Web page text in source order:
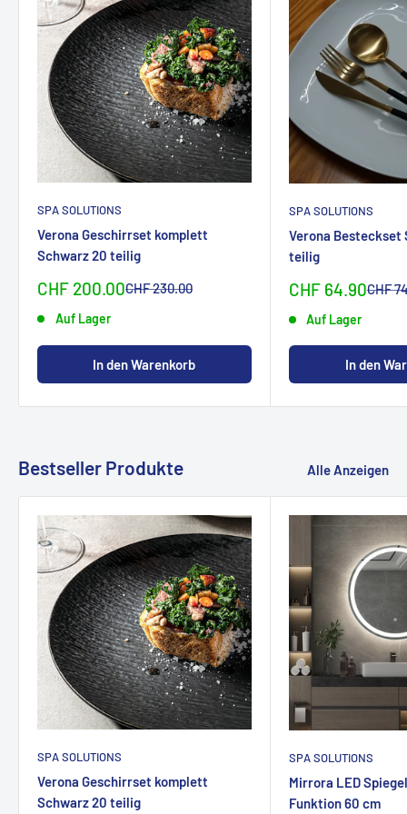
SPA SOLUTIONS
Verona Geschirrset komplett
Schwarz 20 teilig
Sonderpreis
CHF 200.00Normalpreis
CHF 230.00
Auf Lager
In den Warenkorb
SPA SOLUTIONS
Verona Besteckset
teilig
Sonderpreis
CHF 64.90CHF
Auf Lager
In den
Bestseller Produkte Alle Anzeigen
SPA SOLUTIONS
Verona Geschirrset komplett
Schwarz 20 teilig
SPA SOLUTIONS
Mirrora LED
Funktion 60 cm